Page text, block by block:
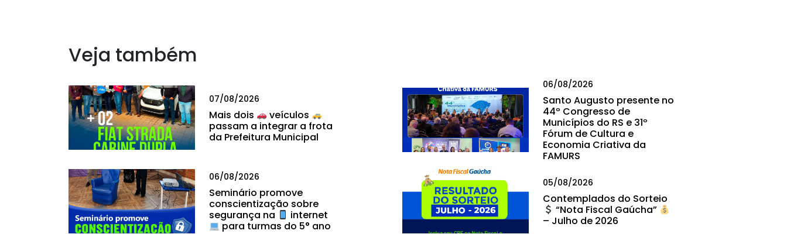
Veja também
07/08/2026
Mais dois
veículos
passam a integrar a frota
da Prefeitura Municipal
06/08/2026
Santo Augusto presente no
44º Congresso de
Municípios do RS e 31º
Fórum de Cultura e
Economia Criativa da
FAMURS
06/08/2026
Seminário promove
conscientização sobre
segurança na
internet
para turmas do 5° ano
05/08/2026
Contemplados do Sorteio
“Nota Fiscal Gaúcha”
– Julho de 2026